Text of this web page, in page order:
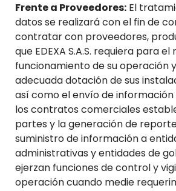
Frente a Proveedores: El
datos se realizará con el fin de
contratar con proveedores,
que EDEXA S.A.S. requiera para
funcionamiento de su operación
adecuada dotación de sus
así como el envío de
los contratos comerciales
partes y la generación de
suministro de información a
administrativas y entidades de
ejerzan funciones de control y
operación cuando medie